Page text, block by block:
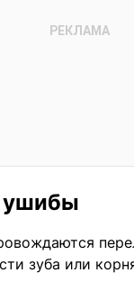
ушибы
зуба или